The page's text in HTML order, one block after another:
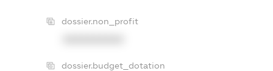
dossier.non_profit
dossier.budget_dotation